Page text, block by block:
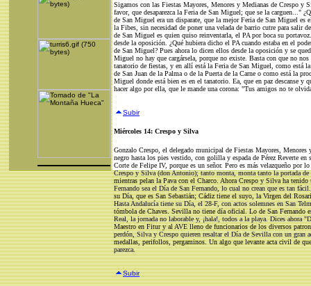
Sigamos con las Fiestas Mayores, Menores y Medianas de Crespo y
favor, que desaparezca la Feria de San Miguel; que se la carguen..."
de San Miguel era un disparate, que la mejor Feria de San Miguel
la Fibes, sin necesidad de poner una velada de barrio cutre para salir
de San Miguel es quien quiso reinventarla, el PA por boca su
desde la oposición. ¿Qué hubiera dicho el PA cuando estaba en el
de San Miguel? Pues ahora lo dicen ellos desde la oposición y se
Miguel no hay que cargársela, porque no existe. Basta con que no
tanatorio de fiestas, y en allí está la Feria de San Miguel, como está
de San Juan de la Palma o de la Puerta de la Carne o como está la
Miguel donde está bien es en el tanatorio. Ea, que en paz descanse
hacer algo por ella, que le mande una corona: "Tus amigos no te
Subir
Miércoles 14: Crespo y Silva
Gonzalo Crespo, el delegado municipal de Fiestas Mayores,
negro hasta los pies vestido, con golilla y espada de Pérez Reverte
Corte de Felipe IV, porque es un señor. Pero es más velazqueño por
Crespo y Silva (don Antonio); tanto monta, monta tanto la portada
mientras pelan la Pava con el Charco. Ahora Crespo y Silva ha
Fernando sea el Día de San Fernando, lo cual no crean que es tan
su Día, que es San Sebastián; Cádiz tiene el suyo, la Virgen del
Hasta Andalucía tiene su Día, el 28-F, con actos solemnes en San
tómbola de Chaves. Sevilla no tiene día oficial. Lo de San Fernando
Real, la jornada no laborable y, ¡hala!, todos a la playa. Dices ahora
Maestro en Fitur y al AVE lleno de funcionarios de los diversos
perdón, Silva y Crespo quieren resaltar el Día de Sevilla con un gran
medallas, perifollos, pergaminos. Un algo que levante acta civil de
parezca.
Subir